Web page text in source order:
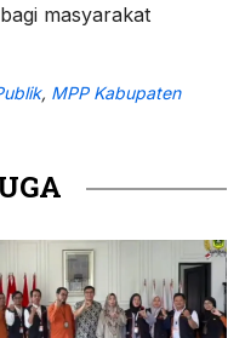
masyarakat
, MPP Kabupaten